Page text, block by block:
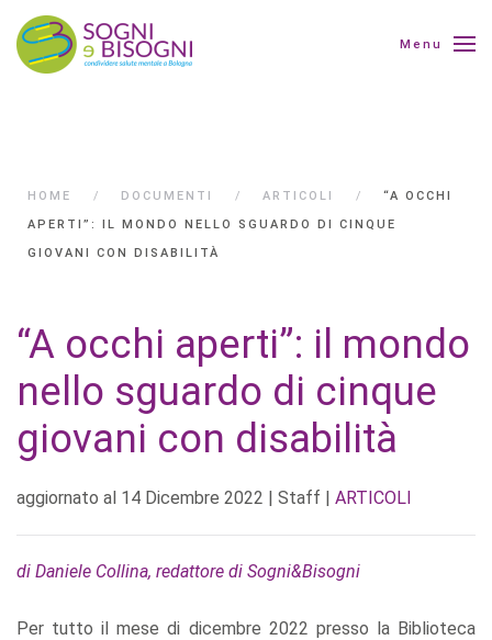
Menu
HOME DOCUMENTI ARTICOLI
“A OCCHI
APERTI”: IL MONDO NELLO SGUARDO DI CINQUE
GIOVANI CON DISABILITÀ
“A occhi aperti”: il mondo
nello sguardo di cinque
giovani con disabilità
aggiornato al 14 Dicembre 2022 | Staff | ARTICOLI
di Daniele Collina, redattore di Sogni&Bisogni
Per tutto il mese di dicembre 2022 presso la Biblioteca